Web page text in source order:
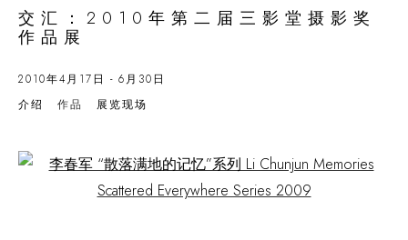
交汇：2010年第二届三影堂摄影奖
作品展
2010年4月17日 - 6月30日
介绍
作品 展览现场
Open a larger version of the following image in a popup: